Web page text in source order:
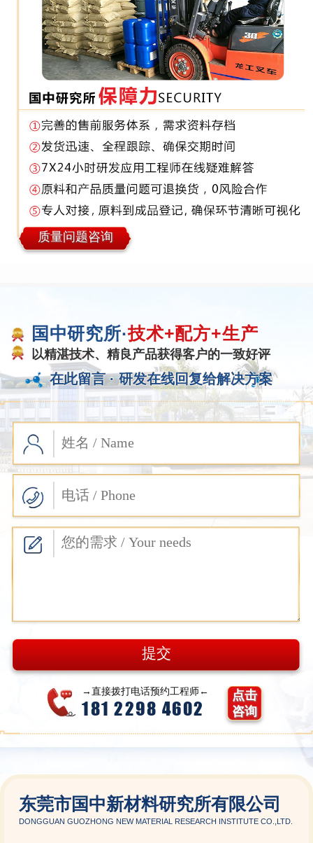
质量问题咨询
国中研究所·技术+配方+生产
以精湛技术、精良产品获得客户的一致好评
在此留言 · 研发在线回复给解决方案
→直接拨打电话预约工程师←
181 2298 4602
点击
咨询
东莞市国中新材料研究所有限公司
DONGGUAN GUOZHONG NEW MATERIAL RESEARCH INSTITUTE CO.,LTD.